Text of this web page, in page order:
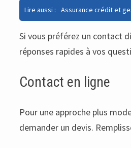
Lire aussi : Assurance crédit et
Si vous préférez un contact
réponses rapides à vos
Contact en ligne
Pour une approche plus
demander un devis.